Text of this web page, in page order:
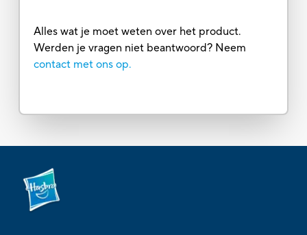
Alles wat je moet weten over het product.
Werden je vragen niet beantwoord? Neem
contact met ons op.